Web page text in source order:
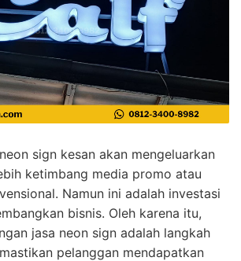
sign kesan akan mengeluarkan
ketimbang media promo atau
Namun ini adalah investasi
bisnis. Oleh karena itu,
jasa neon sign adalah langkah
pelanggan mendapatkan